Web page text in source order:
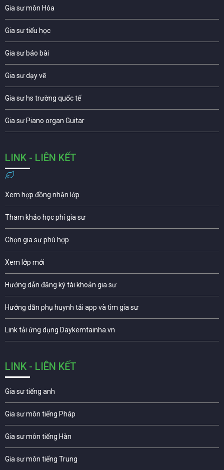
Gia sư môn Hóa
Gia sư tiểu học
Gia sư báo bài
Gia sư dạy vẽ
Gia sư hs trường quốc tế
Gia sư Piano organ Guitar
LINK - LIÊN KẾT
Xem hợp đồng nhận lớp
Tham khảo học phí gia sư
Chọn gia sư phù hợp
Xem lớp mới
Hướng dẫn đăng ký tài khoản gia sư
Hướng dẫn phụ huynh tải app và tìm gia sư
Link tải ứng dụng Daykemtainha.vn
LINK - LIÊN KẾT
Gia sư tiếng anh
Gia sư môn tiếng Pháp
Gia sư môn tiếng Hàn
Gia sư môn tiếng Trung